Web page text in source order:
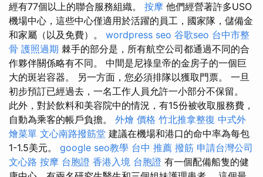
經有77個以上的聯合服務組織。 按摩 他們經營著許多USO
機場中心，這些中心僅適用於活躍的員工，國家隊，儲備金
和家屬（以及免費）。 wordpress seo 谷歌seo 台中市整
骨 護照過期 棘手的部分是，所有航空公司都通過不同的合
作夥伴關係略有不同。 中間是尼祿皇帝的金房子的一個巨
大的斑岩容器。 另一方面，您必須排隊以獲取門票。 一旦
初步預訂已經過去，一名工作人員允許一小部分不保留。
此外，對於飲料和美容院中的情況，有15份被收取服務費，
自動為乘客的帳戶負擔。 外燴 價格 竹北推拿整復 中式外
燴菜單 文心南路撥筋堂 建議在機場和港口的命中率為每包
1-1.5美元。 google seo教學 台中 推薦 撥筋 申請台灣公司
文心路 按摩 台胞證 香港入境 台胞證 有一個配備船隻的健